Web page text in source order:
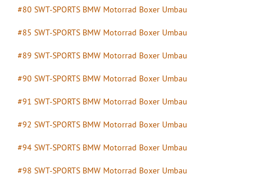
#80 SWT-SPORTS BMW Motorrad Boxer Umbau
#85 SWT-SPORTS BMW Motorrad Boxer Umbau
#89 SWT-SPORTS BMW Motorrad Boxer Umbau
#90 SWT-SPORTS BMW Motorrad Boxer Umbau
#91 SWT-SPORTS BMW Motorrad Boxer Umbau
#92 SWT-SPORTS BMW Motorrad Boxer Umbau
#94 SWT-SPORTS BMW Motorrad Boxer Umbau
#98 SWT-SPORTS BMW Motorrad Boxer Umbau